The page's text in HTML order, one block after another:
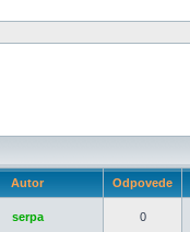
Autor Odpovede
serpa 0